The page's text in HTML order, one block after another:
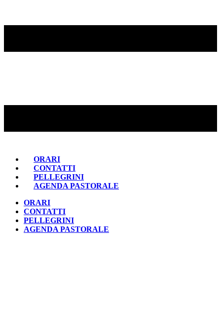
ORARI
CONTATTI
PELLEGRINI
AGENDA PASTORALE
ORARI
CONTATTI
PELLEGRINI
AGENDA PASTORALE